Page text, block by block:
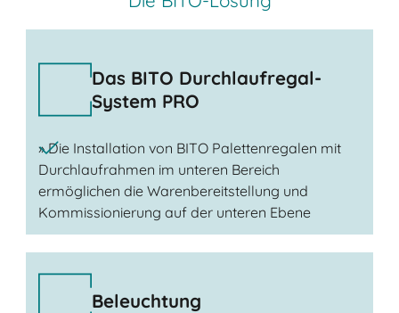
Das BITO Durchlaufregal-
System PRO
» Die Installation von BITO Palettenregalen mit
Durchlaufrahmen im unteren Bereich
ermöglichen die Warenbereitstellung und
Kommissionierung auf der unteren Ebene
Beleuchtung